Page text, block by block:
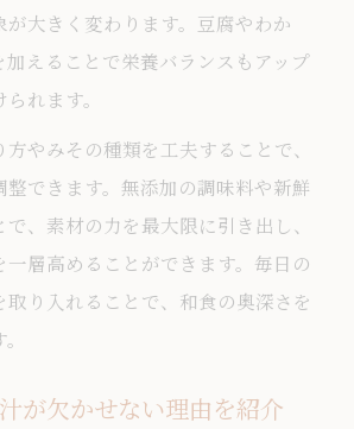
が大きく変わります。豆腐やわか
加えることで栄養バランスもアップ
れます。
やみその種類を工夫することで、
整できます。無添加の調味料や新鮮
、素材の力を最大限に引き出し、
一層高めることができます。毎日の
取り入れることで、和食の奥深さを
が欠かせない理由を紹介